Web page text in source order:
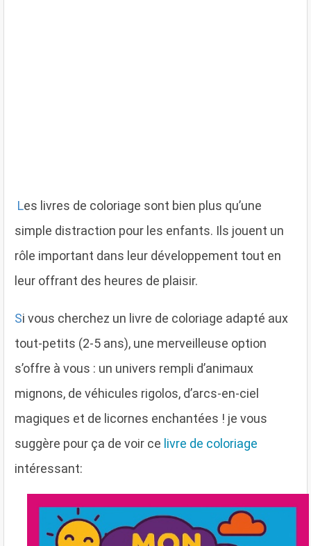
Les livres de coloriage sont bien plus qu’une
simple distraction pour les enfants. Ils jouent un
rôle important dans leur développement tout en
leur offrant des heures de plaisir.
Si vous cherchez un livre de coloriage adapté aux
tout-petits (2-5 ans), une merveilleuse option
s’offre à vous : un univers rempli d’animaux
mignons, de véhicules rigolos, d’arcs-en-ciel
magiques et de licornes enchantées ! je vous
suggère pour ça de voir ce livre de coloriage
intéressant: